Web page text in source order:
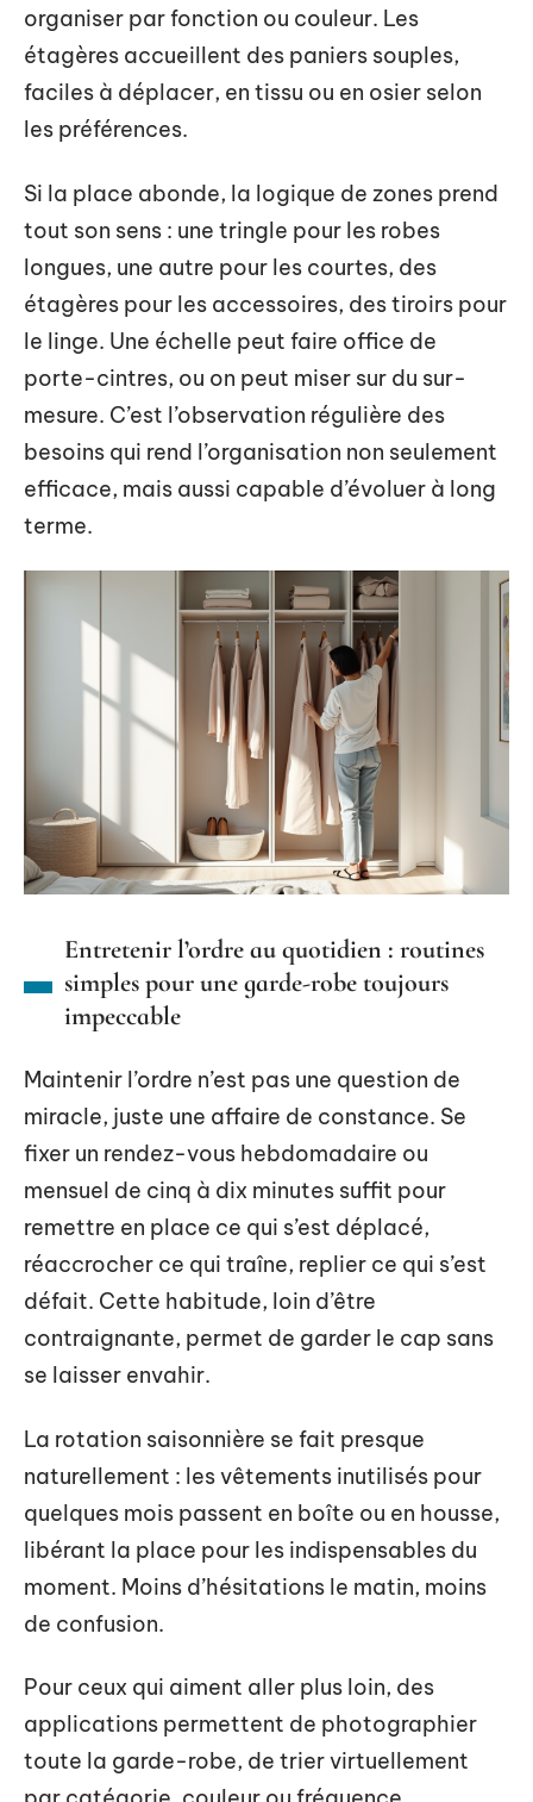
organiser par fonction ou couleur. Les
étagères accueillent des paniers souples,
faciles à déplacer, en tissu ou en osier selon
les préférences.
Si la place abonde, la logique de zones prend
tout son sens : une tringle pour les robes
longues, une autre pour les courtes, des
étagères pour les accessoires, des tiroirs pour
le linge. Une échelle peut faire office de
porte-cintres, ou on peut miser sur du sur-
mesure. C’est l’observation régulière des
besoins qui rend l’organisation non seulement
efficace, mais aussi capable d’évoluer à long
terme.
Entretenir l’ordre au quotidien : routines
simples pour une garde-robe toujours
impeccable
Maintenir l’ordre n’est pas une question de
miracle, juste une affaire de constance. Se
fixer un rendez-vous hebdomadaire ou
mensuel de cinq à dix minutes suffit pour
remettre en place ce qui s’est déplacé,
réaccrocher ce qui traîne, replier ce qui s’est
défait. Cette habitude, loin d’être
contraignante, permet de garder le cap sans
se laisser envahir.
La rotation saisonnière se fait presque
naturellement : les vêtements inutilisés pour
quelques mois passent en boîte ou en housse,
libérant la place pour les indispensables du
moment. Moins d’hésitations le matin, moins
de confusion.
Pour ceux qui aiment aller plus loin, des
applications permettent de photographier
toute la garde-robe, de trier virtuellement